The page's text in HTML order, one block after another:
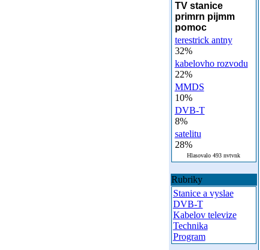
TV stanice
primrn pijmm
pomoc
terestrick antny
32%
kabelovho rozvodu
22%
MMDS
10%
DVB-T
8%
satelitu
28%
Hlasovalo 493 nvtvnk
Rubriky
Stanice a vyslae
DVB-T
Kabelov televize
Technika
Program